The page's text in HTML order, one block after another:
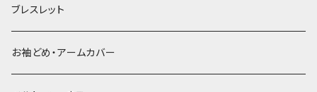
ブレスレット
お袖どめ・アームカバー